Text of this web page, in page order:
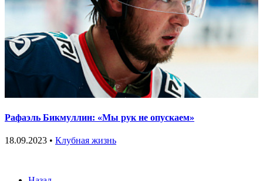
Рафаэль Бикмуллин: «Мы рук не опускаем»
18.09.2023 • Клубная жизнь